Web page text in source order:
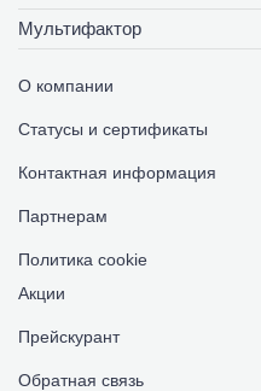
Мультифактор
О компании
Статусы и сертификаты
Контактная информация
Партнерам
Политика cookie
Акции
Прейскурант
Обратная связь